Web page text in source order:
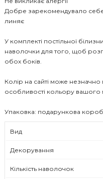
Вид
Декорування
Кількість наволочок
Добре зарекомендувало
линяє
У комплекті постільної
наволочки для того, щоб
обох боків.
Колір на сайті може незначно
особливості кольору вашого
Упаковка: подарункова